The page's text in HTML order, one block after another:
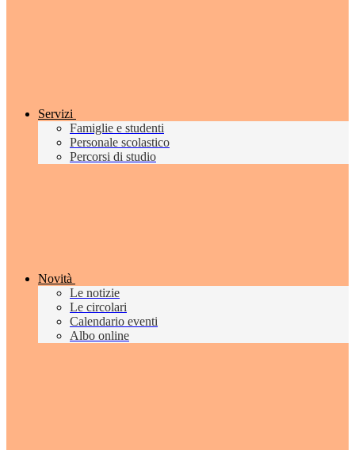
Servizi
Famiglie e studenti
Personale scolastico
Percorsi di studio
Novità
Le notizie
Le circolari
Calendario eventi
Albo online